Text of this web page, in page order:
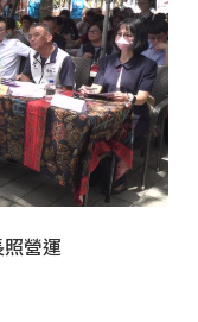
營運